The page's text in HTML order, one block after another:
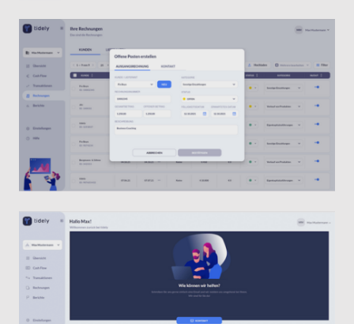
Kurz gesagt: Nur wer liquide ist, ist handlungsfähig.
Deshalb ist es wichtig seine finanzielle Situation im
Auge zu behalten und möglichen
Liquiditätsengpässen frühzeitig entgegenzusteuern.